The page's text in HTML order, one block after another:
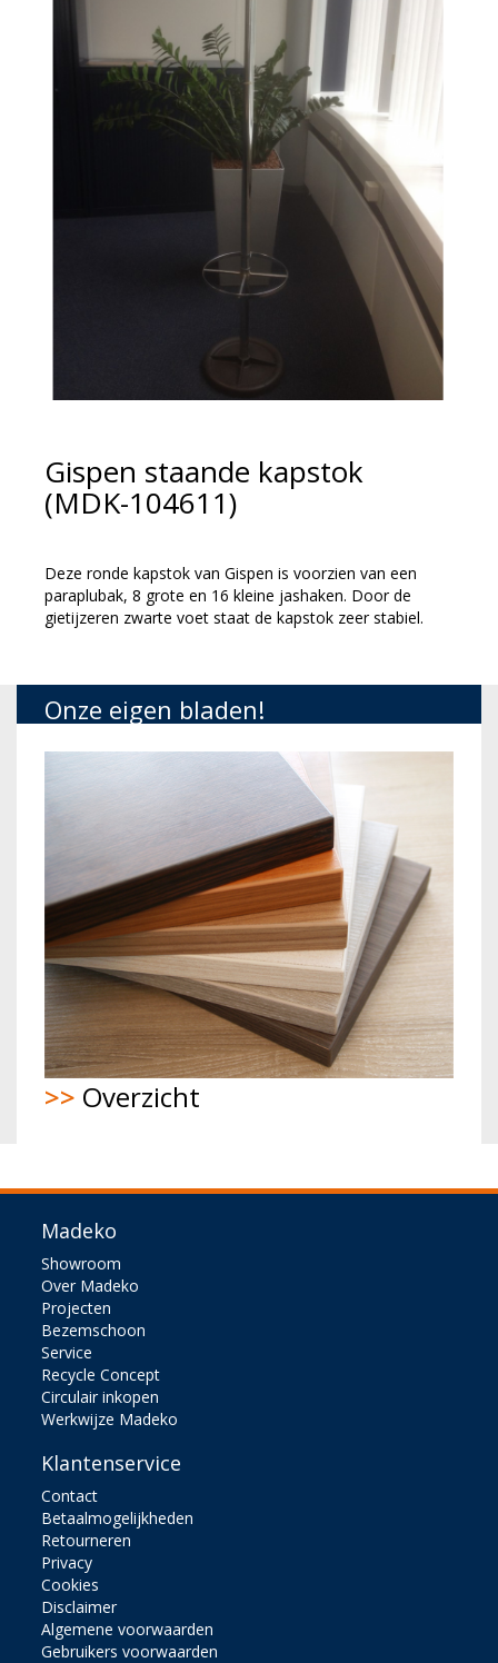
Gispen staande kapstok
(MDK-104611)
Deze ronde kapstok van Gispen is voorzien van een
paraplubak, 8 grote en 16 kleine jashaken. Door de
gietijzeren zwarte voet staat de kapstok zeer stabiel.
Onze eigen bladen!
>> Overzicht
Madeko
Showroom
Over Madeko
Projecten
Bezemschoon
Service
Recycle Concept
Circulair inkopen
Werkwijze Madeko
Klantenservice
Contact
Betaalmogelijkheden
Retourneren
Privacy
Cookies
Disclaimer
Algemene voorwaarden
Gebruikers voorwaarden